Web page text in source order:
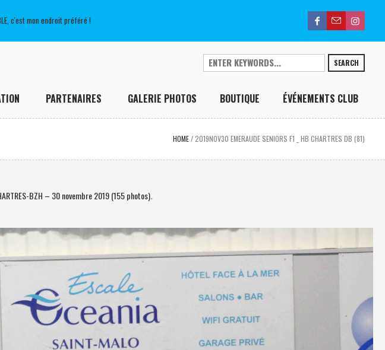
c'est mon endroit préféré !
SEARCH
PARTENAIRES GALERIE PHOTOS BOUTIQUE ÉVÉNEMENTS CLUB
HOME /2019NOV30 EMERAUDE SENIORS F1 _ HB CHARTRES DB (81)
BZH – 30 novembre 2019 (155 photos).